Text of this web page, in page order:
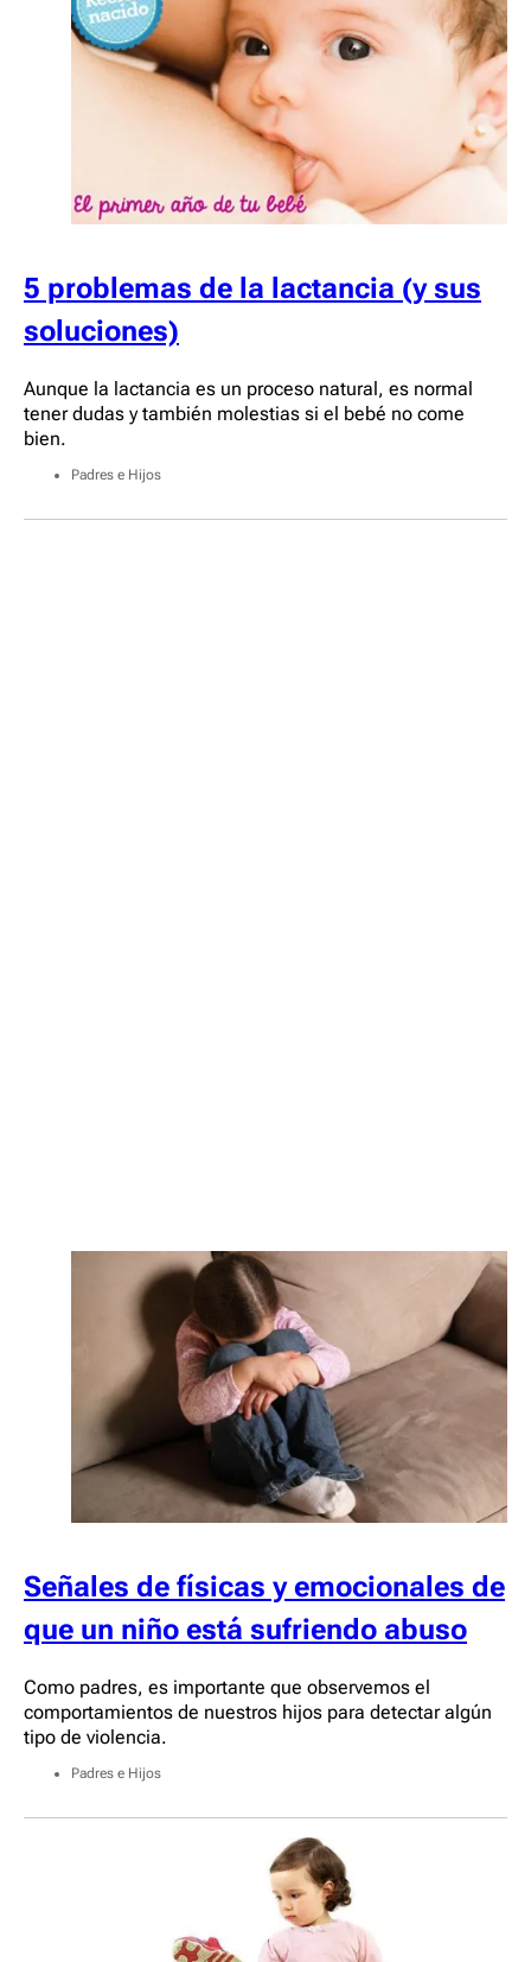
5 problemas de la lactancia (y sus
soluciones)
Aunque la lactancia es un proceso natural, es normal
tener dudas y también molestias si el bebé no come
bien.
Padres e Hijos
Señales de físicas y emocionales de
que un niño está sufriendo abuso
Como padres, es importante que observemos el
comportamientos de nuestros hijos para detectar algún
tipo de violencia.
Padres e Hijos